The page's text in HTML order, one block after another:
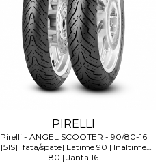
PIRELLI
Pirelli - ANGEL SCOOTER - 90/80-16
[51S] [fata/spate] Latime 90 | Inaltime
80 | Janta 16